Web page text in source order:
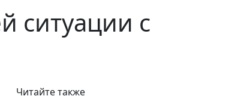
ситуации с
Читайте также